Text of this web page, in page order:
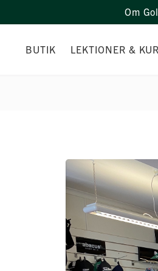
Om
BUTIK LEKTIONER &
VILL DU BÖRJA SPELA
RANGE